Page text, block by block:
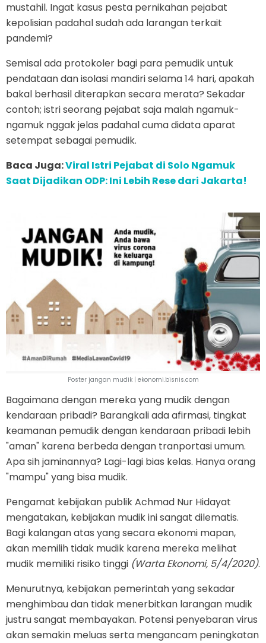
mustahil. Ingat kasus pesta pernikahan pejabat
kepolisian padahal sudah ada larangan terkait
pandemi?
Semisal ada protokoler bagi para pemudik untuk
pendataan dan isolasi mandiri selama 14 hari, apakah
bakal berhasil diterapkan secara merata? Sekadar
contoh; istri seorang pejabat saja malah ngamuk-
ngamuk nggak jelas padahal cuma didata aparat
setempat sebagai pemudik.
Baca Juga:Viral Istri Pejabat di Solo Ngamuk
Saat Dijadikan ODP: Ini Lebih Rese dari Jakarta!
Poster jangan mudik | ekonomi.bisnis.com
Bagaimana dengan mereka yang mudik dengan
kendaraan pribadi? Barangkali ada afirmasi, tingkat
keamanan pemudik dengan kendaraan pribadi lebih
"aman" karena berbeda dengan tranportasi umum.
Apa sih jaminannya? Lagi-lagi bias kelas. Hanya orang
"mampu" yang bisa mudik.
Pengamat kebijakan publik Achmad Nur Hidayat
mengatakan, kebijakan mudik ini sangat dilematis.
Bagi kalangan atas yang secara ekonomi mapan,
akan memilih tidak mudik karena mereka melihat
mudik memiliki risiko tinggi (Warta Ekonomi, 5/4/2020).
Menurutnya, kebijakan pemerintah yang sekadar
menghimbau dan tidak menerbitkan larangan mudik
justru sangat membayakan. Potensi penyebaran virus
akan semakin meluas serta mengancam peningkatan